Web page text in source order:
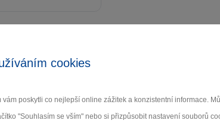
cookies
poskytli co nejlepší online zážitek a konzistentní informace.
"Souhlasím se vším" nebo si přizpůsobit nastavení souborů